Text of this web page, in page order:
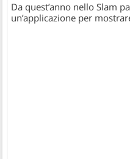
Da quest’anno nello Slam
un’applicazione per